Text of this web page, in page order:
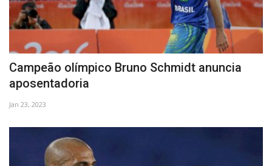
Campeão olímpico Bruno Schmidt anuncia
aposentadoria
Jan 23, 2023